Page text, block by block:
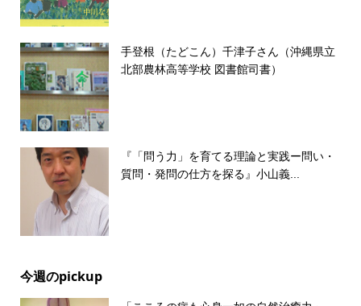
手登根（たどこん）千津子さん（沖縄県立
北部農林高等学校 図書館司書）
『「問う力」を育てる理論と実践ー問い・
質問・発問の仕方を探る』小山義...
今週のpickup